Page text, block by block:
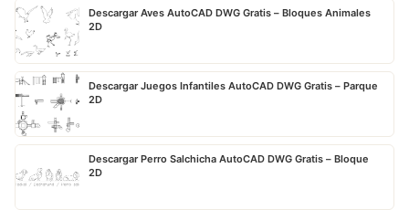
Descargar Aves AutoCAD DWG Gratis – Bloques Animales
2D
Descargar Juegos Infantiles AutoCAD DWG Gratis – Parque
2D
Descargar Perro Salchicha AutoCAD DWG Gratis – Bloque
2D